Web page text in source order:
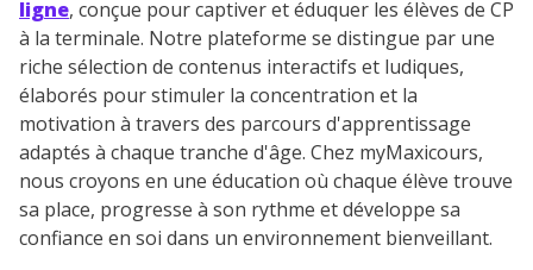
ligne, conçue pour captiver et éduquer les élèves de CP
à la terminale. Notre plateforme se distingue par une
riche sélection de contenus interactifs et ludiques,
élaborés pour stimuler la concentration et la
motivation à travers des parcours d'apprentissage
adaptés à chaque tranche d'âge. Chez myMaxicours,
nous croyons en une éducation où chaque élève trouve
sa place, progresse à son rythme et développe sa
confiance en soi dans un environnement bienveillant.